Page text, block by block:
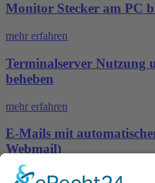
Monitor Stecker am PC
mehr erfahren
Terminalserver Nutzung
beheben
mehr erfahren
E-Mails mit
Webmail)
mehr erfahren